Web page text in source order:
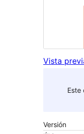
Vista
Este
Versión